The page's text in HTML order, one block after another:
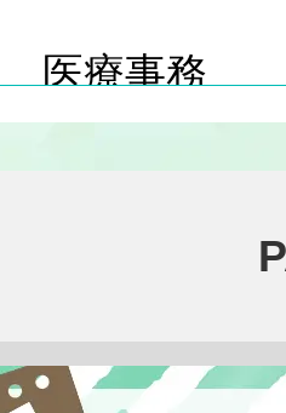
医療事務
臨床検査技